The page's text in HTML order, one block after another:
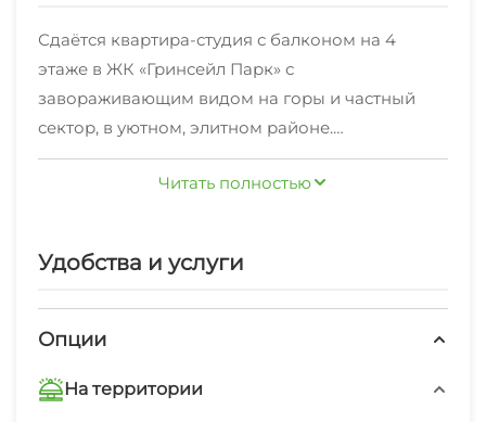
Сдаётся квартира-студия с балконом на 4
этаже в ЖК «Гринсейл Парк» с
завораживающим видом на горы и частный
сектор, в уютном, элитном районе.
Дизайнерский новый ремонт и мебель, тёплые
полы,встроенная кухня с холодильником,TV,
машина, фен, утюг, двуспальная кровать с
местный диван Аскона, постельное бельё,
Читать полностью
Удобства и услуги
Опции
На территории